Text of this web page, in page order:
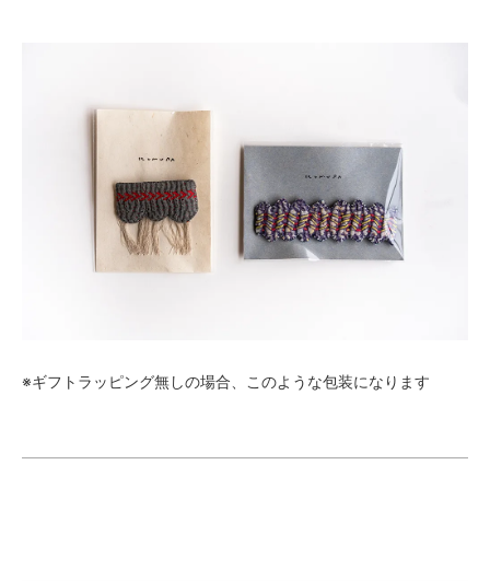
※ギフトラッピング無しの場合、このような包装になります